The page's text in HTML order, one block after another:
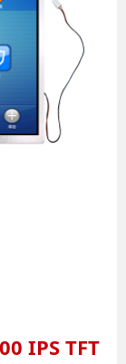
IPS TFT